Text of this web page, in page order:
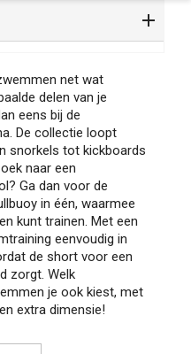
net wat
delen van je
eens bij de
De collectie loopt
snorkels tot kickboards
naar een
Ga dan voor de
in één, waarmee
kunt trainen. Met een
eenvoudig in
de short voor een
zorgt. Welk
je ook kiest, met
extra dimensie!